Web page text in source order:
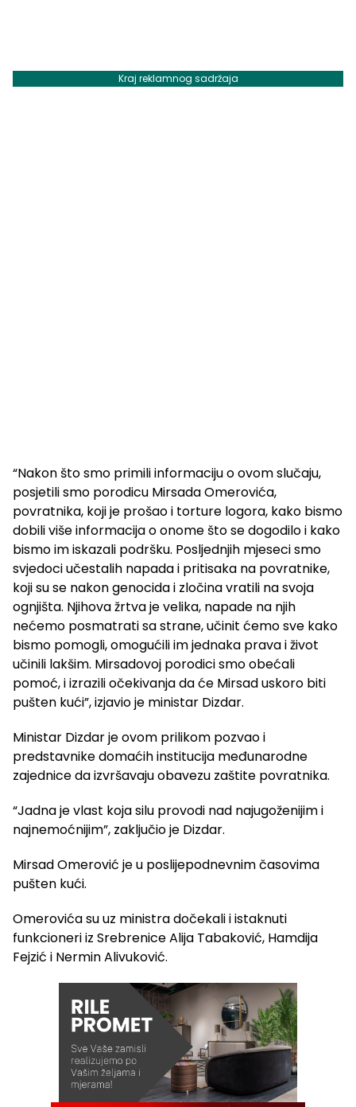
Kraj reklamnog sadržaja
“Nakon što smo primili informaciju o ovom slučaju,
posjetili smo porodicu Mirsada Omerovića,
povratnika, koji je prošao i torture logora, kako bismo
dobili više informacija o onome što se dogodilo i kako
bismo im iskazali podršku. Posljednjih mjeseci smo
svjedoci učestalih napada i pritisaka na povratnike,
koji su se nakon genocida i zločina vratili na svoja
ognjišta. Njihova žrtva je velika, napade na njih
nećemo posmatrati sa strane, učinit ćemo sve kako
bismo pomogli, omogućili im jednaka prava i život
učinili lakšim. Mirsadovoj porodici smo obećali
pomoć, i izrazili očekivanja da će Mirsad uskoro biti
pušten kući”, izjavio je ministar Dizdar.
Ministar Dizdar je ovom prilikom pozvao i
predstavnike domaćih institucija međunarodne
zajednice da izvršavaju obavezu zaštite povratnika.
“Jadna je vlast koja silu provodi nad najugoženijim i
najnemoćnijim”, zaključio je Dizdar.
Mirsad Omerović je u poslijepodnevnim časovima
pušten kući.
Omerovića su uz ministra dočekali i istaknuti
funkcioneri iz Srebrenice Alija Tabaković, Hamdija
Fejzić i Nermin Alivuković.